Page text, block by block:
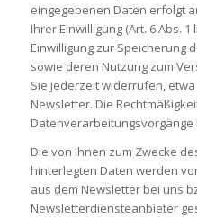
eingegebenen Daten erfolgt
Ihrer Einwilligung (Art. 6 Abs. 1
Einwilligung zur Speicherung
sowie deren Nutzung zum
Sie jederzeit widerrufen, etwa
Newsletter. Die
Die von Ihnen zum Zwecke
hinterlegten Daten werden
aus dem Newsletter bei uns
Newsletterdiensteanbieter